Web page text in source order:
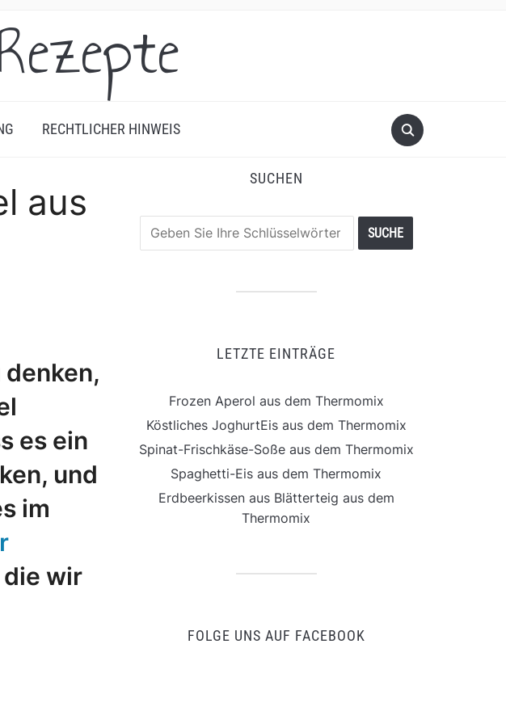
RECHTLICHER HINWEIS
aus
es ein
und
im
wir
SUCHEN
LETZTE EINTRÄGE
Frozen Aperol aus dem Thermomix
Köstliches JoghurtEis aus dem Thermomix
Spinat-Frischkäse-Soße aus dem Thermomix
Spaghetti-Eis aus dem Thermomix
Erdbeerkissen aus Blätterteig aus dem
Thermomix
FOLGE UNS AUF FACEBOOK